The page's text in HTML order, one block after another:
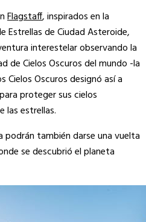
Flagstaff, inspirados en la
Estrellas de Ciudad Asteroide,
interestelar observando la
de Cielos Oscuros del mundo -la
Cielos Oscuros designó así a
proteger sus cielos
las estrellas.
también darse una vuelta
se descubrió el planeta